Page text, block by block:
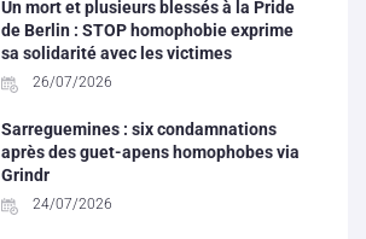
Un mort et plusieurs blessés à la Pride
de Berlin : STOP homophobie exprime
sa solidarité avec les victimes
26/07/2026
Sarreguemines : six condamnations
après des guet-apens homophobes via
Grindr
24/07/2026